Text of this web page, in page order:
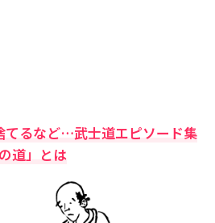
てるなど…武士道エピソード集
道」とは